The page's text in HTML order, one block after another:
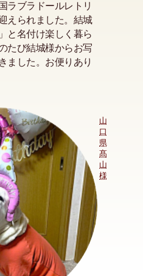
ラブラドールレトリ
えられました。結城
と名付け楽しく暮ら
たび結城様からお写
ました。お便りあり
山
口
県
髙
山
様